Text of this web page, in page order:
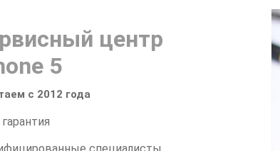
центр
5
с 2012 года